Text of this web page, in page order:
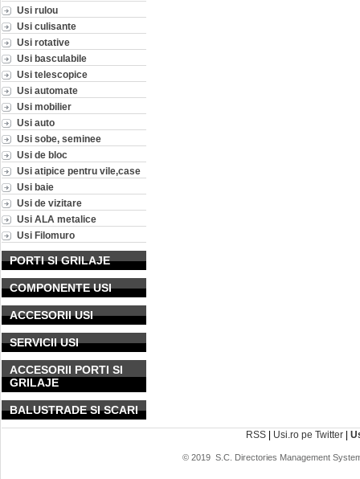
Usi rulou
Usi culisante
Usi rotative
Usi basculabile
Usi telescopice
Usi automate
Usi mobilier
Usi auto
Usi sobe, seminee
Usi de bloc
Usi atipice pentru vile,case
Usi baie
Usi de vizitare
Usi ALA metalice
Usi Filomuro
PORTI SI GRILAJE
COMPONENTE USI
ACCESORII USI
SERVICII USI
ACCESORII PORTI SI
GRILAJE
BALUSTRADE SI SCARI
RSS | Usi.ro pe Twitter |
© 2019 S.C. Directories Management